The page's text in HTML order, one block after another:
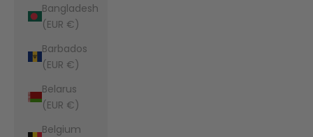
Bangladesh
(EUR €)
Barbados
(EUR €)
Belarus
(EUR €)
Belgium